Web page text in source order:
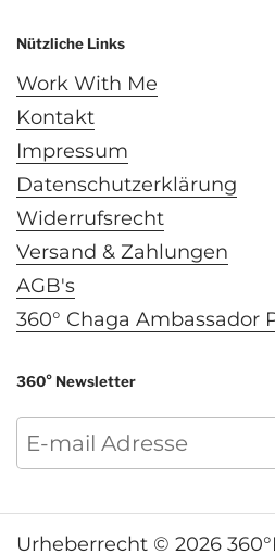
Nützliche Links
Work With Me
Kontakt
Impressum
Datenschutzerklärung
Widerrufsrecht
Versand & Zahlungen
AGB's
360° Chaga Ambassador
360° Newsletter
Urheberrecht © 2026